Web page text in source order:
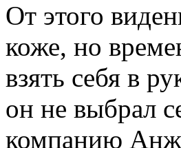
От этого
коже, но
взять себя в
он не выбрал
компанию